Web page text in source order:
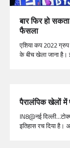
बार फिर हो
फैसला
एशिया कप 2022
के बीच खेला जाना
पैरालंपिक खेलों में
IN8@नई
इतिहास रच दिया है।